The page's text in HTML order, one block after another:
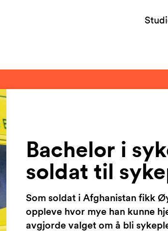
Bachelor i
soldat til
Som soldat i Afghanistan fikk
oppleve hvor mye han kunne
avgjorde valget om å bli